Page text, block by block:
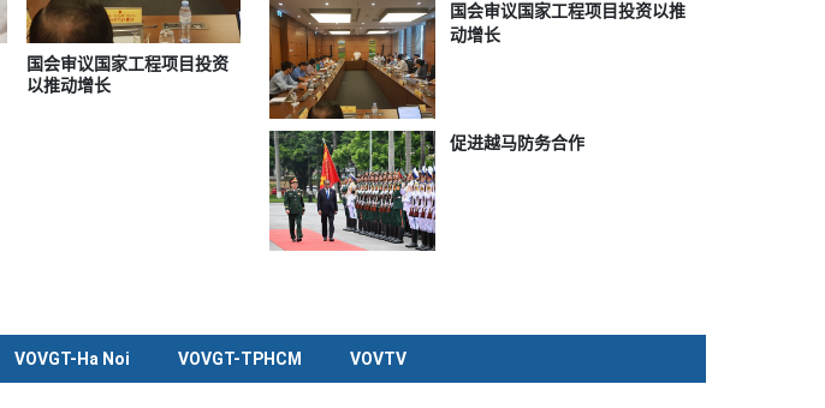
国会审议国家工程项目投资
以推动增长
国会审议国家工程项目投资以推
动增长
促进越马防务合作
VOVGT-Ha Noi VOVGT-TPHCM VOVTV